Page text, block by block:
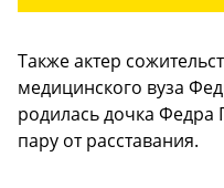
Также актер
медицинского вуза
родилась дочка Федра
пару от расставания.